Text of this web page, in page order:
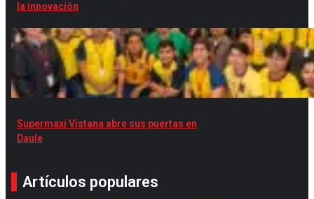
la innovación
Supermaxi Vistana abre sus puertas en
Daule
Artículos populares